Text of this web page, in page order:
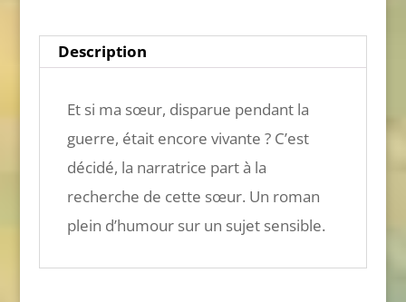
Description
Et si ma sœur, disparue pendant la
guerre, était encore vivante ? C’est
décidé, la narratrice part à la
recherche de cette sœur. Un roman
plein d’humour sur un sujet sensible.